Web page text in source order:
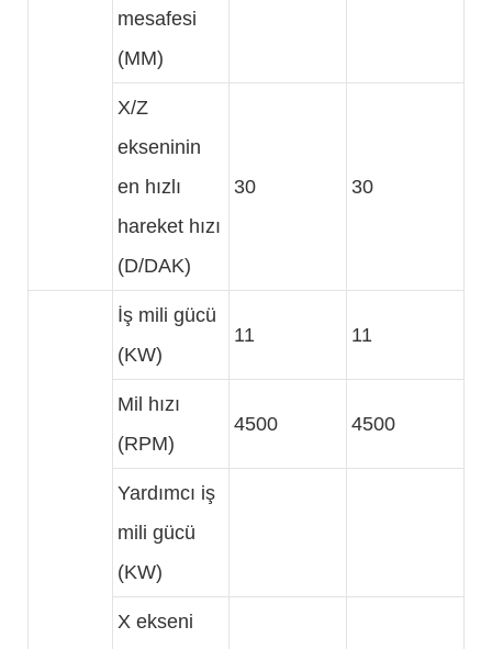
mesafesi
(MM)
X/Z
ekseninin
en hızlı
hareket hızı
(D/DAK)
30 30
İş mili gücü
(KW)
11 11
Mil hızı
(RPM)
4500 4500
Yardımcı iş
mili gücü
(KW)
X ekseni